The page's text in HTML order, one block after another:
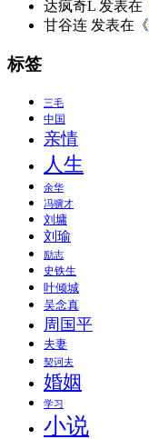
达疯奇L 发表在
甘谷连 发表在《
标签
三毛
中国
亲情
人生
余华
冯骥才
刘墉
刘瑜
励志
史铁生
叶倾城
吴念真
周国平
夫妻
契诃夫
婚姻
学习
小说